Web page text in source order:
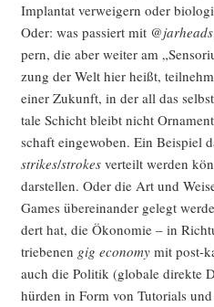
Implan­tat ver­wei­gern oder
Oder: was pas­siert mit @jarheads
pern, die aber wei­ter am
zung der Welt hier heißt,
einer Zukunft, in der all das
ta­le Schicht bleibt nicht
schaft ein­ge­wo­ben. Ein Bei­spiel
strikes/strokesver­teilt wer­den
dar­stel­len. Oder die Art und
Games über­ein­an­der gelegt
dert hat, die Öko­no­mie – in
trie­be­nen gig eco­no­mymit post-
auch die Poli­tik (glo­ba­le direk­te
hür­den in Form von Tuto­ri­als